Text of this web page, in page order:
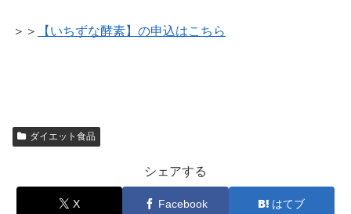
＞＞ 【いちずな酵素】の申込はこちら
ダイエット食品
シェアする
X Facebook はてブ